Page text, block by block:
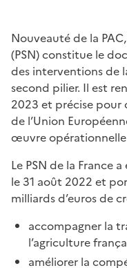
Nouveauté de la
(PSN) constitue le
des interventions de
second pilier. Il est
2023 et précise pour
de l’Union
œuvre opérationnelle
Le PSN de la France
le 31 août 2022 et
milliards d’euros de
accompagner la
l’agriculture
améliorer la